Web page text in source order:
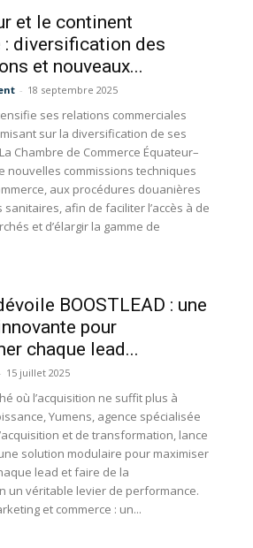
et le continent
: diversification des
et nouveaux...
- 18 septembre 2025
ses relations commerciales
misant sur la diversification de ses
Chambre de Commerce Équateur–
nouvelles commissions techniques
aux procédures douanières
sanitaires, afin de faciliter l’accès à de
et d’élargir la gamme de
BOOSTLEAD : une
pour
chaque lead...
- 15 juillet 2025
où l’acquisition ne suffit plus à
Yumens, agence spécialisée
et de transformation, lance
une solution modulaire pour maximiser
lead et faire de la
un véritable levier de performance.
et commerce : un...